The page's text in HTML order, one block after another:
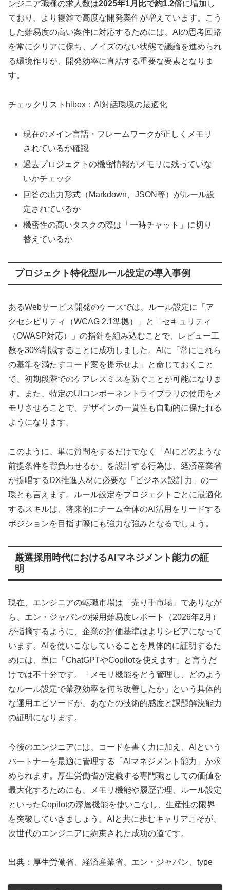
ンジニア職種の求人数は2025年1月比で約1.2倍に増加し
ており、より複雑で高度な開発案件が増えています。こう
した難易度の高い案件に対応するためには、AIの思考回路
を常にクリアに保ち、ノイズのない状態で議論を進められ
る環境作りが、開発効率に直結する重要な要素となりま
す。
チェックリストhlbox：AI対話環境の最適化
現在のメイン言語・フレームワークが正しくメモリ
されているか確認
過去プロジェクトの機密情報がメモリに残っていな
いかチェック
回答の出力形式（Markdown、JSON等）がルール設
定されているか
機密性の高いタスクの際は「一時チャット」に切り
替えているか
プロジェクト特化型ルール設定の導入事例
あるWebサービス開発のケースでは、ルール設定に「ア
クセシビリティ（WCAG 2.1準拠）」と「セキュリティ
（OWASP対応）」の指針を組み込むことで、レビュー工
数を30%削減することに成功しました。AIに「常にこれら
の基準を満たすコード案を提示せよ」と命じておくこと
で、初期段階でのケアレスミスを防ぐことが可能になりま
す。また、特定のUIコンポーネントライブラリの使用をメ
モリさせることで、デザインの一貫性も自動的に保たれる
ようになります。
このように、単に質問をするだけでなく「AIにどのような
前提条件を背負わせるか」を設計する行為は、経済産業省
が提唱するDX推進人材に必要な「ビジネス設計力」の一
環とも言えます。ルール設定をプロジェクトごとに最適化
するスキルは、将来的にチーム全体のAI活用をリードする
ポジションを目指す際にも強力な強みとなるでしょう。
厳選採用時代におけるAIマネジメント能力の証
明
現在、エンジニアの転職市場は「売り手市場」でありなが
ら、エン・ジャパンの採用難易度レポート（2026年2月）
が指摘するように、企業の評価基準はよりシビアになって
います。AIを使いこなしていることを具体的に証明するた
めには、単に「ChatGPTやCopilotを使えます」と言うだ
けでは不十分です。「メモリ機能をどう管理し、どのよう
なルール設定で業務効率を何％改善したか」という具体的
な運用エピソードが、あなたの技術的感度と課題解決能力
の証明になります。
今後のエンジニアには、コードを書く力に加え、AIという
パートナーを最適に管理する「AIマネジメント能力」が求
められます。厚生労働省が定義する専門職としての価値を
最大化するためにも、メモリ機能や履歴管理、ルール設定
といったCopilotの深層機能を使いこなし、生産性の限界
を突破していきましょう。AIと共に歩むキャリアこそが、
次世代のエンジニアに約束された成功の道です。
出典：厚生労働省、経済産業省、エン・ジャパン、type